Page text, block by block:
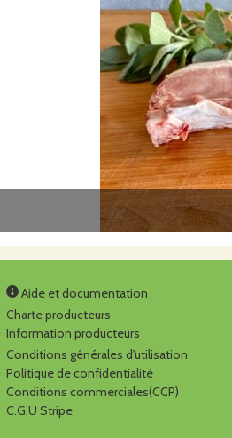
Aide et documentation
Charte producteurs
Information producteurs
Conditions générales d'utilisation
Politique de confidentialité
Conditions commerciales(CCP)
C.G.U Stripe